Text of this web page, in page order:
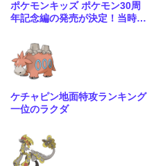
ポケモンキッズ ポケモン30周
年記念編の発売が決定！当時の
ケチャピン地面特攻ランキング
一位のラクダ